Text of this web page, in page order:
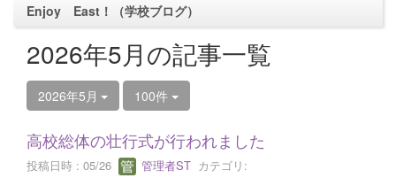
Enjoy East！（学校ブログ）
2026年5月の記事一覧
2026年5月 100件
高校総体の壮行式が行われました
投稿日時 : 05/26 管理者ST カテゴリ: